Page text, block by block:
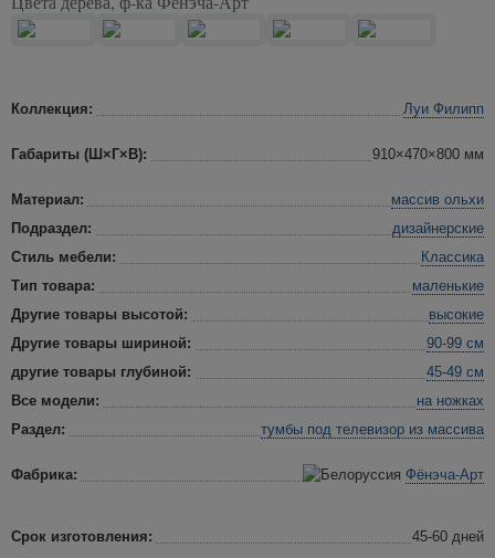
Коллекция: Луи Филипп
Габариты (Ш×Г×В): 910×470×800 мм
Материал:
массив ольхи
Подраздел:
дизайнерские
Стиль мебели:
Классика
Тип товара:
маленькие
Другие товары высотой:
высокие
Другие товары шириной:
90-99 см
другие товары глубиной:
45-49 см
Все модели:
на ножках
Раздел:
тумбы под телевизор из массива
Фабрика: Фёнэча-Арт
Срок изготовления: 45-60 дней